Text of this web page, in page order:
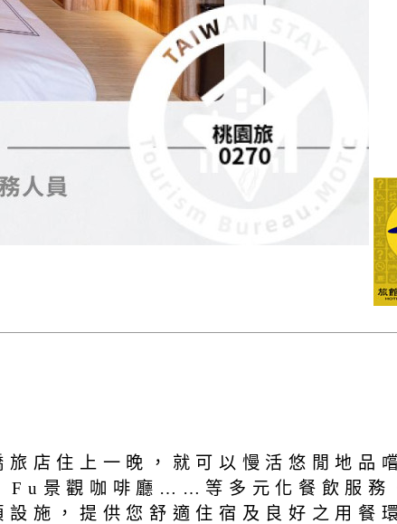
店住上一晚，就可以慢活悠閒地品
景觀咖啡廳……等多元化餐飲服務
施，提供您舒適住宿及良好之用餐